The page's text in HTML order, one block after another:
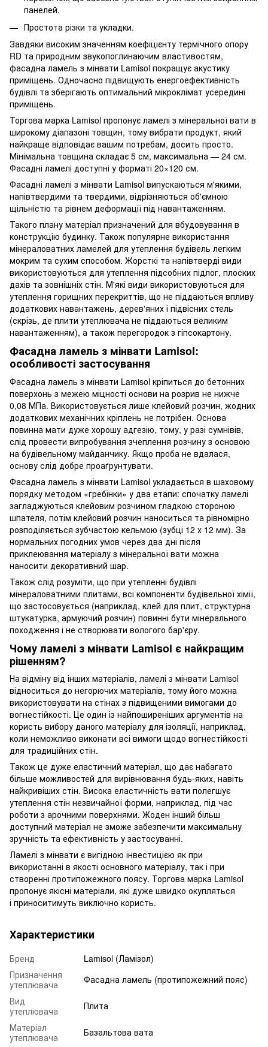
панелей.
Простота різки та укладки.
Завдяки високим значенням коефіцієнту термічного опору
RD та природним звукопоглинаючим властивостям,
фасадна ламель з мінвати Lamisol покращує акустику
приміщень. Одночасно підвищують енергоефективність
будівлі та зберігають оптимальний мікроклімат усередині
приміщень.
Торгова марка Lamisol пропонує ламелі з мінеральної вати в
широкому діапазоні товщин, тому вибрати продукт, який
найкраще відповідає вашим потребам, досить просто.
Мінімальна товщина складає 5 см, максимальна — 24 см.
Фасадні ламелі доступні у форматі 20×120 см.
Фасадні ламелі з мінвати Lamisol випускаються м'якими,
напівтвердими та твердими, відрізняються об'ємною
щільністю та рівнем деформації під навантаженням.
Такого плану матеріал призначений для вбудовування в
конструкцію будинку. Також популярне використання
мінераловатних ламелей для утеплення будівель легким
мокрим та сухим способом. Жорсткі та напівтверді види
використовуються для утеплення підсобних підлог, плоских
дахів та зовнішніх стін. М'які види використовуються для
утеплення горищних перекриттів, що не піддаються впливу
додаткових навантажень, дерев'яних і підвісних стель
(скрізь, де плити утеплювача не піддаються великим
навантаженням), а також перегородок з гіпсокартону.
Фасадна ламель з мінвати Lamisol:
особливості застосування
Фасадна ламель з мінвати Lamisol кріпиться до бетонних
поверхонь з межею міцності основи на розрив не нижче
0,08 МПа. Використовується лише клейовий розчин, жодних
додаткових механічних кріплень не потрібен. Основа
повинна мати дуже хорошу адгезію, тому, у разі сумнівів,
слід провести випробування зчеплення розчину з основою
на будівельному майданчику. Якщо проба не вдалася,
основу слід добре проаґрунтувати.
Фасадна ламель з мінвати Lamisol укладається в шаховому
порядку методом «гребінки» у два етапи: спочатку ламелі
загладжуються клейовим розчином гладкою стороною
шпателя, потім клейовий розчин наноситься та рівномірно
розподіляється зубчастою кельмою (зубці 12 х 12 мм). За
нормальних погодних умов через два дні після
приклеювання матеріалу з мінеральної вати можна
наносити декоративний шар.
Також слід розуміти, що при утепленні будівлі
мінераловатними плитами, всі компоненти будівельної хімії,
що застосовується (наприклад, клей для плит, структурна
штукатурка, армуючий розчин) повинні бути мінерального
походження і не створювати вологого бар'єру.
Чому ламелі з мінвати Lamisol є найкращим
рішенням?
На відміну від інших матеріалів, ламелі з мінвати Lamisol
відноситься до негорючих матеріалів, тому його можна
використовувати на стінах з підвищеними вимогами до
вогнестійкості. Це один із найпоширеніших аргументів на
користь вибору даного матеріалу для ізоляції, наприклад,
коли неможливо виконати всі вимоги щодо вогнестійкості
для традиційних стін.
Також це дуже еластичний матеріал, що дає набагато
більше можливостей для вирівнювання будь-яких, навіть
найкривіших стін. Висока еластичність вати полегшує
утеплення стін незвичайної форми, наприклад, під час
роботи з арочними поверхнями. Жоден інший більш
доступний матеріал не зможе забезпечити максимальну
зручність та ефективність у застосуванні.
Ламелі з мінвати є вигідною інвестицією як при
використанні в якості основного матеріалу, так і при
створенні протипожежного поясу. Торгова марка Lamisol
пропонує якісні матеріали, які дуже швидко окупляться
і приноситимуть виключно користь.
Характеристики
Бренд
Lamisol (Ламізол)
Призначення
утеплювача
Фасадна ламель (протипожежний пояс)
Вид
утеплювача
Плита
Матеріал
утеплювача
Базальтова вата